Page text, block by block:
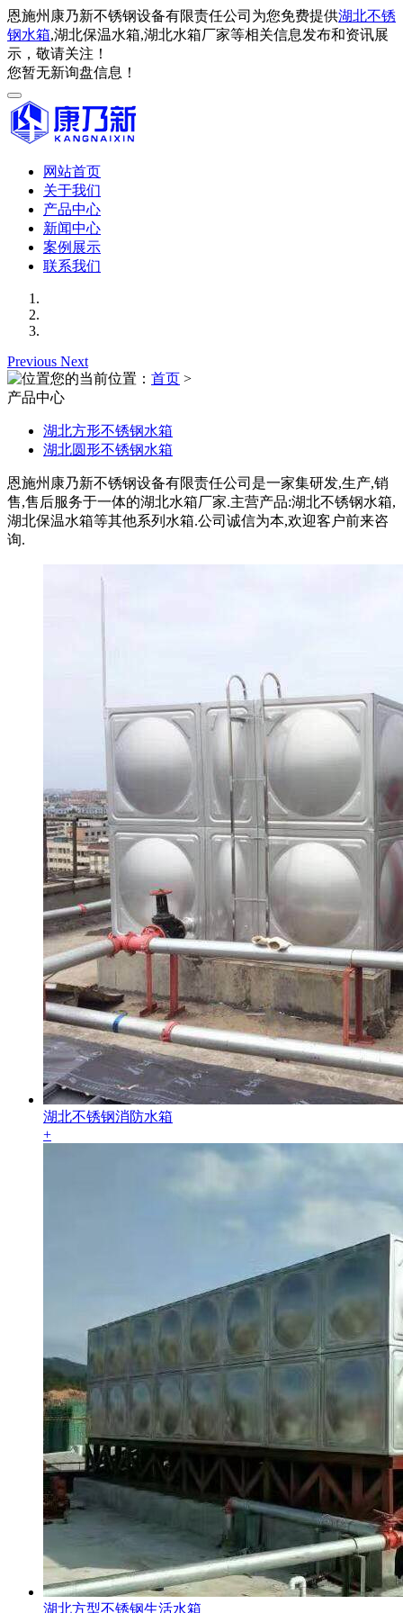
恩施州康乃新不锈钢设备有限责任公司为您免费提供湖北不锈
钢水箱,湖北保温水箱,湖北水箱厂家等相关信息发布和资讯展
示，敬请关注！
您暂无新询盘信息！
网站首页
关于我们
产品中心
新闻中心
案例展示
联系我们
Previous Next
您的当前位置： 首页 >
产品中心
湖北方形不锈钢水箱
湖北圆形不锈钢水箱
恩施州康乃新不锈钢设备有限责任公司是一家集研发,生产,销
售,售后服务于一体的湖北水箱厂家.主营产品:湖北不锈钢水箱,
湖北保温水箱等其他系列水箱.公司诚信为本,欢迎客户前来咨
询.
湖北不锈钢消防水箱
+
湖北方型不锈钢生活水箱